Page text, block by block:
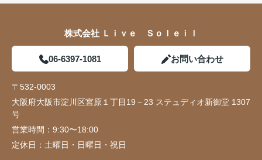
株式会社 Ｌｉｖｅ Ｓｏｌｅｉｌ
06-6397-1081 お問い合わせ
〒532-0003
大阪府大阪市淀川区宮原１丁目19－23 ステュディオ新御堂 1307
号
営業時間： 9:30〜18:00
定休日： 土曜日・日曜日・祝日